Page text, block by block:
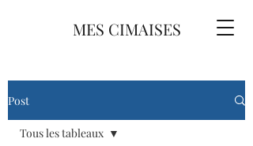
MES CIMAISES
Post
Tous les tableaux